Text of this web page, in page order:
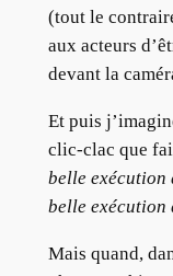
(tout le
aux acteurs
devant la
Et puis
clic-clac que
belle exécution
belle exécution
Mais quand,